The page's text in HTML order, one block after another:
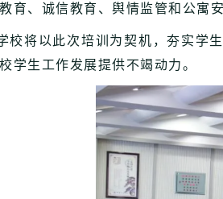
育、诚信教育、舆情监管和公寓
校将以此次培训为契机，夯实学
学生工作发展提供不竭动力。